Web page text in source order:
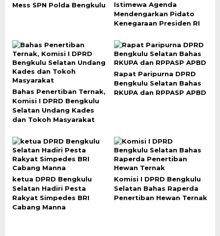
Mess SPN Polda Bengkulu
Istimewa Agenda
Mendengarkan Pidato
Kenegaraan Presiden RI
Bahas Penertiban Ternak,
Komisi I DPRD Bengkulu
Selatan Undang Kades
dan Tokoh Masyarakat
Rapat Paripurna DPRD
Bengkulu Selatan Bahas
RKUPA dan RPPASP APBD
ketua DPRD Bengkulu
Selatan Hadiri Pesta
Rakyat Simpedes BRI
Cabang Manna
Komisi I DPRD Bengkulu
Selatan Bahas Raperda
Penertiban Hewan Ternak